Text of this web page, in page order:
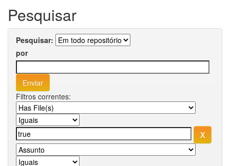
Pesquisar
Pesquisar:
por
Filtros correntes: